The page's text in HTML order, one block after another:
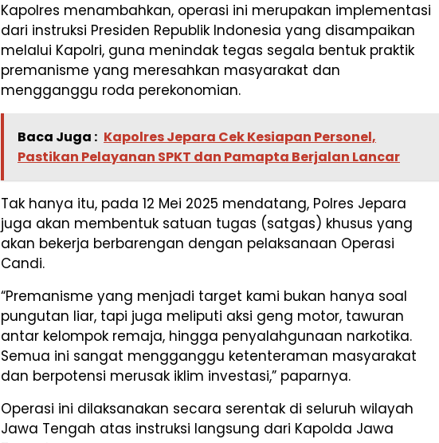
Kapolres menambahkan, operasi ini merupakan implementasi
dari instruksi Presiden Republik Indonesia yang disampaikan
melalui Kapolri, guna menindak tegas segala bentuk praktik
premanisme yang meresahkan masyarakat dan
mengganggu roda perekonomian.
Baca Juga : Kapolres Jepara Cek Kesiapan Personel,
Pastikan Pelayanan SPKT dan Pamapta Berjalan Lancar
Tak hanya itu, pada 12 Mei 2025 mendatang, Polres Jepara
juga akan membentuk satuan tugas (satgas) khusus yang
akan bekerja berbarengan dengan pelaksanaan Operasi
Candi.
“Premanisme yang menjadi target kami bukan hanya soal
pungutan liar, tapi juga meliputi aksi geng motor, tawuran
antar kelompok remaja, hingga penyalahgunaan narkotika.
Semua ini sangat mengganggu ketenteraman masyarakat
dan berpotensi merusak iklim investasi,” paparnya.
Operasi ini dilaksanakan secara serentak di seluruh wilayah
Jawa Tengah atas instruksi langsung dari Kapolda Jawa